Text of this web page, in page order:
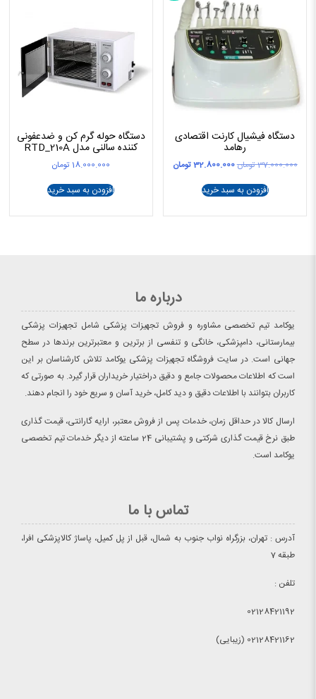
دستگاه فیشیال کارنت اقتصادی
رهامد
37.000.000تومانقیمت
32.800.000تومان
32.800.000 تومان
افزودن به سبد خرید
دستگاه حوله گرم کن و ضدعفونی
کننده سالنی مدل RTD_210A
18.000.000 تومان
افزودن به سبد خرید
درباره ما
یوکامد تیم تخصصی مشاوره و فروش تجهیزات پزشکی شامل تجهیزات پزشکی
بیمارستانی، دامپزشکی، خانگی و تنفسی از برترین و معتبرترین برندها در سطح
جهانی است. در سایت فروشگاه تجهیزات پزشکی یوکامد تلاش کارشناسان بر این
است که اطلاعات محصولات جامع و دقیق دراختیار خریداران قرار گیرد. به صورتی که
کاربران بتوانند با اطلاعات دقیق و دید کامل، خرید آسان و سریع خود را انجام دهند.
ارسال کالا در حداقل زمان، خدمات پس از فروش معتبر، ارایه گارانتی، قیمت گذاری
طبق نرخ قیمت گذاری شرکتی و پشتیبانی 24 ساعته از دیگر خدمات تیم تخصصی
یوکامد است.
تماس با ما
آدرس : تهران، بزرگراه نواب جنوب به شمال، قبل از پل کمیل، پاساژ کالاپزشکی افرا،
طبقه 7
تلفن :
02128421192
02128421162 (زیبایی)